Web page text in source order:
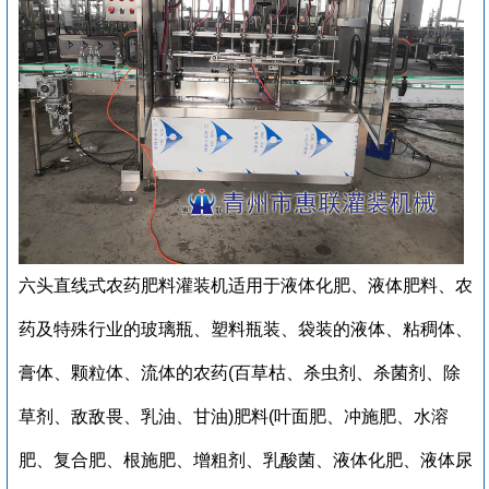
六头直线式农药肥料灌装机适用于液体化肥、液体肥料、农
药及特殊行业的玻璃瓶、塑料瓶装、袋装的液体、粘稠体、
膏体、颗粒体、流体的农药(百草枯、杀虫剂、杀菌剂、除
草剂、敌敌畏、乳油、甘油)肥料(叶面肥、冲施肥、水溶
肥、复合肥、根施肥、增粗剂、乳酸菌、液体化肥、液体尿